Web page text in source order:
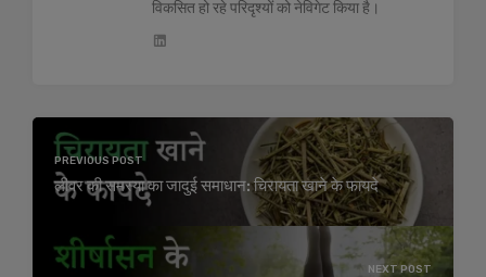
विकसित हो रहे परिदृश्यों को नेविगेट किया है।
PREVIOUS POST
लीवर की समस्या का जादुई समाधान: चिरायता खाने के फायदे
NEXT POST